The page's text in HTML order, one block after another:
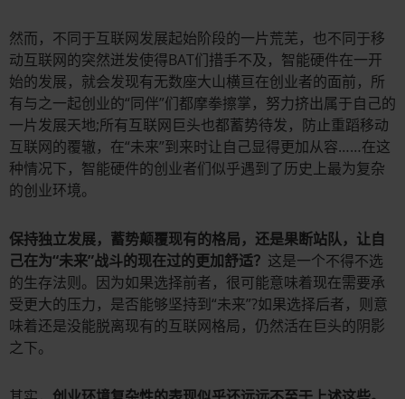
然而，不同于互联网发展起始阶段的一片荒芜，也不同于移
动互联网的突然迸发使得BAT们措手不及，智能硬件在一开
始的发展，就会发现有无数座大山横亘在创业者的面前，所
有与之一起创业的“同伴”们都摩拳擦掌，努力挤出属于自己的
一片发展天地;所有互联网巨头也都蓄势待发，防止重蹈移动
互联网的覆辙，在“未来”到来时让自己显得更加从容……在这
种情况下，智能硬件的创业者们似乎遇到了历史上最为复杂
的创业环境。
保持独立发展，蓄势颠覆现有的格局，还是果断站队，让自
己在为“未来”战斗的现在过的更加舒适？ 这是一个不得不选
的生存法则。因为如果选择前者，很可能意味着现在需要承
受更大的压力，是否能够坚持到“未来”?如果选择后者，则意
味着还是没能脱离现有的互联网格局，仍然活在巨头的阴影
之下。